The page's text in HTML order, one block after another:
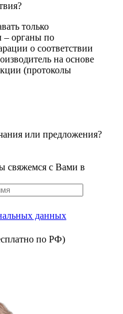
только
– органы по
о соответствии
на основе
(протоколы
или предложения?
свяжемся с Вами в
данных
по РФ)